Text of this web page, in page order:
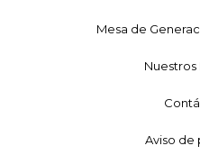
Mesa de
Aviso de